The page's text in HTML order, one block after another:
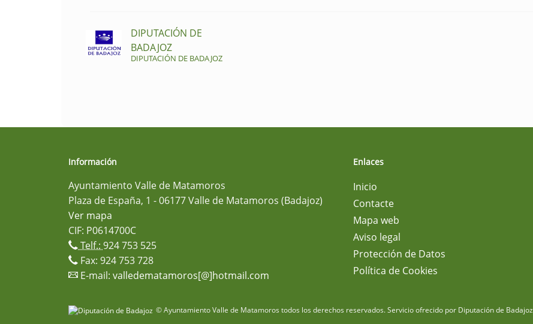
DIPUTACIÓN DE
BADAJOZ
DIPUTACIÓN DE BADAJOZ
Información
Ayuntamiento Valle de Matamoros
Plaza de España, 1 - 06177 Valle de Matamoros (Badajoz)
Ver mapa
CIF: P0614700C
Telf.:924 753 525
Fax: 924 753 728
E-mail: valledematamoros[@]hotmail.com
Enlaces
Inicio
Contacte
Mapa web
Aviso legal
Protección de Datos
Política de Cookies
© Ayuntamiento Valle de Matamoros todos los derechos reservados.Servicio ofrecido por Diputación de Badajoz